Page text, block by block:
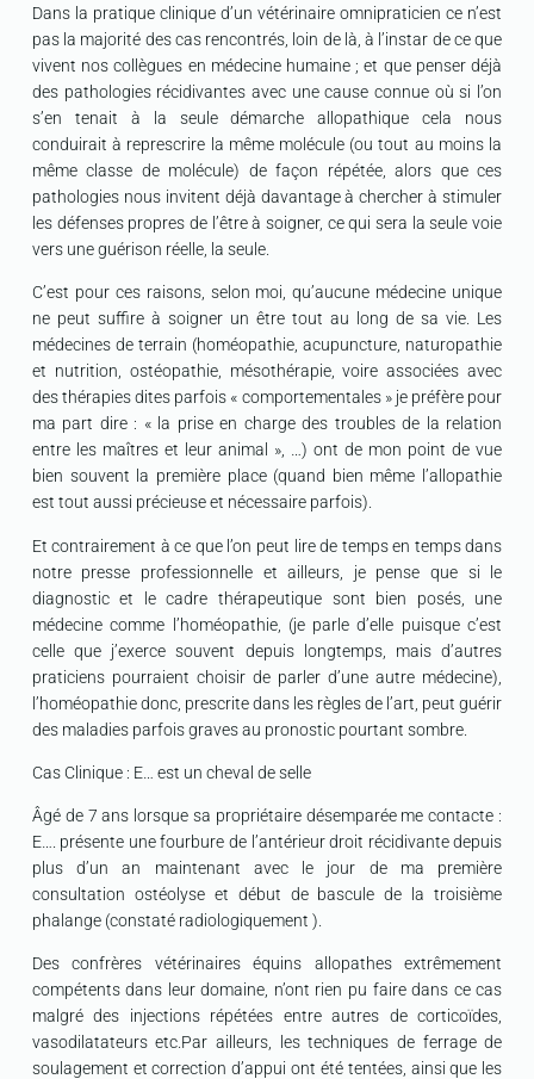
Dans la pratique clinique d’un vétérinaire omnipraticien ce n’est
pas la majorité des cas rencontrés, loin de là, à l’instar de ce que
vivent nos collègues en médecine humaine ; et que penser déjà
des pathologies récidivantes avec une cause connue où si l’on
s’en tenait à la seule démarche allopathique cela nous
conduirait à represcrire la même molécule (ou tout au moins la
même classe de molécule) de façon répétée, alors que ces
pathologies nous invitent déjà davantage à chercher à stimuler
les défenses propres de l’être à soigner, ce qui sera la seule voie
vers une guérison réelle, la seule.
C’est pour ces raisons, selon moi, qu’aucune médecine unique
ne peut suffire à soigner un être tout au long de sa vie. Les
médecines de terrain (homéopathie, acupuncture, naturopathie
et nutrition, ostéopathie, mésothérapie, voire associées avec
des thérapies dites parfois « comportementales » je préfère pour
ma part dire : « la prise en charge des troubles de la relation
entre les maîtres et leur animal », …) ont de mon point de vue
bien souvent la première place (quand bien même l’allopathie
est tout aussi précieuse et nécessaire parfois).
Et contrairement à ce que l’on peut lire de temps en temps dans
notre presse professionnelle et ailleurs, je pense que si le
diagnostic et le cadre thérapeutique sont bien posés, une
médecine comme l’homéopathie, (je parle d’elle puisque c’est
celle que j’exerce souvent depuis longtemps, mais d’autres
praticiens pourraient choisir de parler d’une autre médecine),
l’homéopathie donc, prescrite dans les règles de l’art, peut guérir
des maladies parfois graves au pronostic pourtant sombre.
Cas Clinique : E… est un cheval de selle
Âgé de 7 ans lorsque sa propriétaire désemparée me contacte :
E…. présente une fourbure de l’antérieur droit récidivante depuis
plus d’un an maintenant avec le jour de ma première
consultation ostéolyse et début de bascule de la troisième
phalange (constaté radiologiquement ).
Des confrères vétérinaires équins allopathes extrêmement
compétents dans leur domaine, n’ont rien pu faire dans ce cas
malgré des injections répétées entre autres de corticoïdes,
vasodilatateurs etc.Par ailleurs, les techniques de ferrage de
soulagement et correction d’appui ont été tentées, ainsi que les